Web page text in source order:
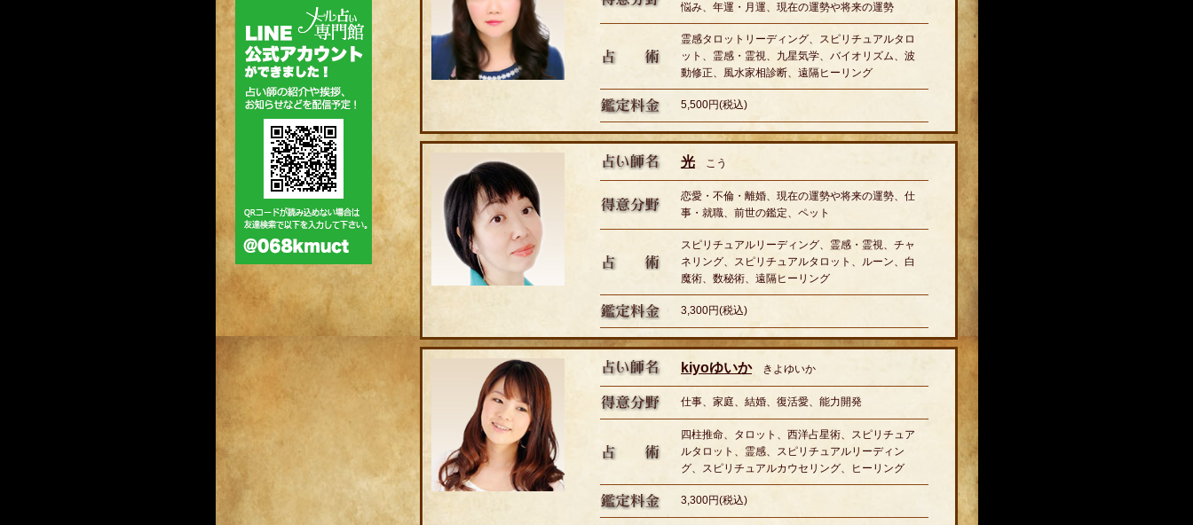
悩み、年運・月運、現在の運勢や将来の運勢
霊感タロットリーディング、スピリチュアルタロ
ット、霊感・霊視、九星気学、バイオリズム、波
動修正、風水家相診断、遠隔ヒーリング
5,500円(税込)
光 こう
恋愛・不倫・離婚、現在の運勢や将来の運勢、仕
事・就職、前世の鑑定、ペット
スピリチュアルリーディング、霊感・霊視、チャ
ネリング、スピリチュアルタロット、ルーン、白
魔術、数秘術、遠隔ヒーリング
3,300円(税込)
kiyoゆいかきよゆいか
仕事、家庭、結婚、復活愛、能力開発
四柱推命、タロット、西洋占星術、スピリチュア
ルタロット、霊感、スピリチュアルリーディン
グ、スピリチュアルカウセリング、ヒーリング
3,300円(税込)